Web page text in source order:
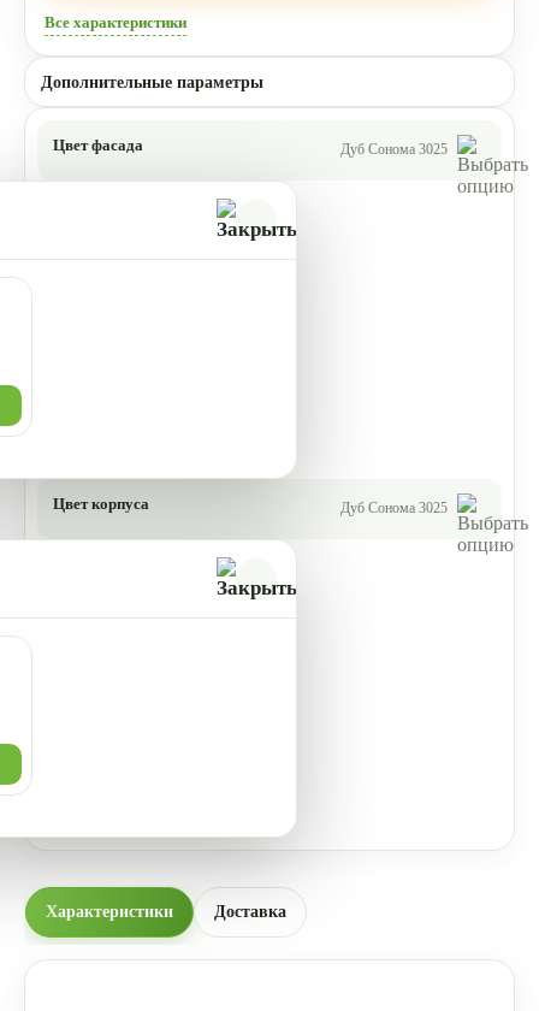
Все характеристики
Дополнительные параметры
Цвет фасада Дуб Сонома 3025
Цвет корпуса Дуб Сонома 3025
Характеристики Доставка